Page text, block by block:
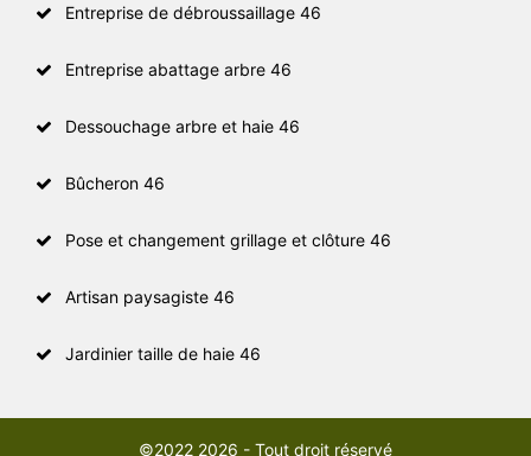
Entreprise de débroussaillage 46
Entreprise abattage arbre 46
Dessouchage arbre et haie 46
Bûcheron 46
Pose et changement grillage et clôture 46
Artisan paysagiste 46
Jardinier taille de haie 46
©2022 2026 - Tout droit réservé